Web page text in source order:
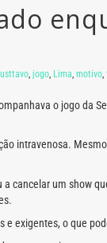
jogo Lima motivo
o jogo da
intravenosa.
cancelar um show
exigentes, o que